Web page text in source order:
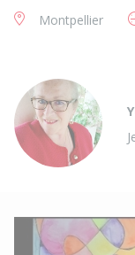
Montpellier